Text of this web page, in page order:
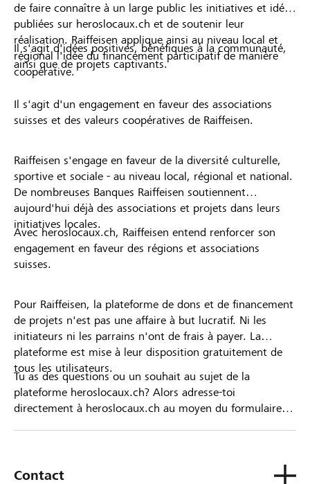
de faire connaître à un large public les initiatives et idées
publiées sur heroslocaux.ch et de soutenir leur
réalisation. Raiffeisen applique ainsi au niveau local et
régional l'idée du financement participatif de manière
coopérative.
Il s'agit d'idées positives, bénéfiques à la communauté,
ainsi que de projets captivants.
Il s'agit d'un engagement en faveur des associations
suisses et des valeurs coopératives de Raiffeisen.
Raiffeisen s'engage en faveur de la diversité culturelle,
sportive et sociale - au niveau local, régional et national.
De nombreuses Banques Raiffeisen soutiennent
aujourd'hui déjà des associations et projets dans leurs
initiatives locales.
Avec heroslocaux.ch, Raiffeisen entend renforcer son
engagement en faveur des régions et associations
suisses.
Pour Raiffeisen, la plateforme de dons et de financement
de projets n'est pas une affaire à but lucratif. Ni les
initiateurs ni les parrains n'ont de frais à payer. La
plateforme est mise à leur disposition gratuitement de
tous les utilisateurs.
Tu as des questions ou un souhait au sujet de la
plateforme heroslocaux.ch? Alors adresse-toi
directement à heroslocaux.ch au moyen du formulaire
Contact